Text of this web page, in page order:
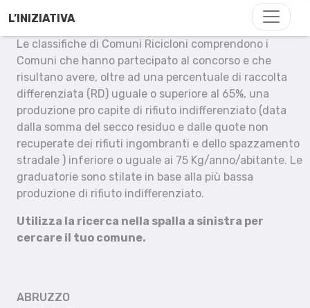
L’INIZIATIVA
Le classifiche di Comuni Ricicloni comprendono i
Comuni che hanno partecipato al concorso e che
risultano avere, oltre ad una percentuale di raccolta
differenziata (RD) uguale o superiore al 65%, una
produzione pro capite di rifiuto indifferenziato (data
dalla somma del secco residuo e dalle quote non
recuperate dei rifiuti ingombranti e dello spazzamento
stradale ) inferiore o uguale ai 75 Kg/anno/abitante. Le
graduatorie sono stilate in base alla più bassa
produzione di rifiuto indifferenziato.
Utilizza la ricerca nella spalla a sinistra per
cercare il tuo comune.
ABRUZZO